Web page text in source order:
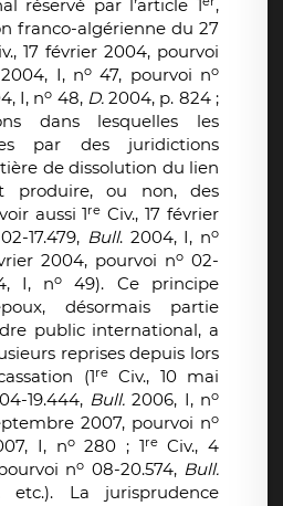
réservé par l’article 1
,
franco-algérienne du 27
17 février 2004, pourvoi
I, no47, pourvoi no
I, no 48, D.2004, p. 824 ;
dans lesquelles les
par des juridictions
de dissolution du lien
produire, ou non, des
aussi 1re Civ., 17 février
02-17.479, Bull. 2004, I, no
2004, pourvoi no02-
I, no
49). Ce principe
désormais partie
public international, a
reprises depuis lors
(1reCiv., 10 mai
19.444, Bull. 2006, I, no
2007, pourvoi no
I, no280 ; 1reCiv., 4
no 08-20.574, Bull.
etc.). La jurisprudence